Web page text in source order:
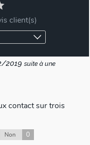
client(s)
2019 suite à une
contact sur trois
Non 0